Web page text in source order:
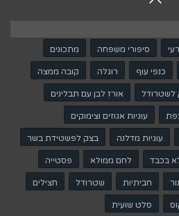
סיפורי משפחה מתכונים
כנפי עוף רוגלה קובה ממצה
לשטרודל אורז לבן עם תבלינים
עוגיות אגוזים וצימוקים
עוגיות מדלנה בצק לפשטידת בשר
בכבד לחם ממולא פסטייה
חביתיות שטרודל חצילים
סלט שועית
הכפתור המתאים בערכת
ההנגשה הנגללת בצד
האתר ונפתחת בלחיצה
על הסמלון של כסא
הגלגלים.
הקישורים באתר ברורים
ומכילים הסבר להיכן הם
מקשרים.
לחיצה על הכפתור
המתאים בערכת ההנגשה
שבצד האתר, מסמנת